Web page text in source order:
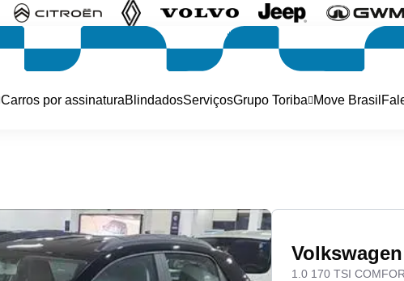
Carros por assinaturaBlindadosServiçosGrupo Toriba Move Brasil
1.0 170 TSI